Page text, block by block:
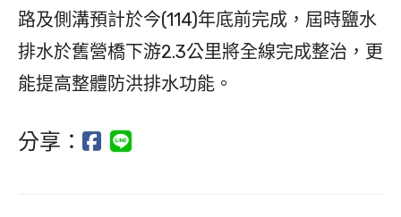
路及側溝預計於今(114)年底前完成，屆時鹽水
排水於舊營橋下游2.3公里將全線完成整治，更
能提高整體防洪排水功能。
分享：